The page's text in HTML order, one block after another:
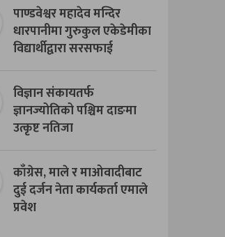
पाण्डवेश्वर महादेव मन्दिर
धारपानीमा गुरुकुल एकेडेमीका
विद्यार्थीद्वारा सरसफाई
विज्ञान संकायतर्फ
ज्ञानज्योतिको पश्चिम दाङमा
उत्कृष्ट नतिजा
काँग्रेस, माले र माओवादीबाट
दुई दर्जन नेता कार्यकर्ता एमाले
प्रवेश